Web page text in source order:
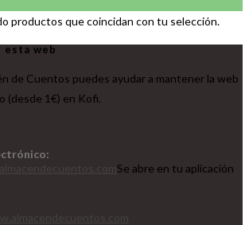
productos que coincidan con tu selección.
esta web
de Cuentos puedes ayudar a mantener la web
(desde 1€) en Kofi.
Se abre en tu aplicación